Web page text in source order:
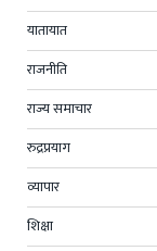
यातायात
राजनीति
राज्य समाचार
रुद्रप्रयाग
व्यापार
शिक्षा